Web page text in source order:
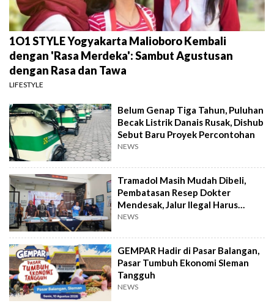
1O1 STYLE Yogyakarta Malioboro Kembali
dengan 'Rasa Merdeka': Sambut Agustusan
dengan Rasa dan Tawa
LIFESTYLE
Belum Genap Tiga Tahun, Puluhan
Becak Listrik Danais Rusak, Dishub
Sebut Baru Proyek Percontohan
NEWS
Tramadol Masih Mudah Dibeli,
Pembatasan Resep Dokter
Mendesak, Jalur Ilegal Harus
Distop
NEWS
GEMPAR Hadir di Pasar Balangan,
Pasar Tumbuh Ekonomi Sleman
Tangguh
NEWS